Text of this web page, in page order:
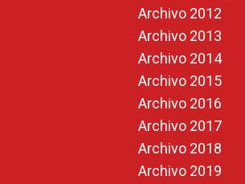
Archivo 2012
Archivo 2013
Archivo 2014
Archivo 2015
Archivo 2016
Archivo 2017
Archivo 2018
Archivo 2019